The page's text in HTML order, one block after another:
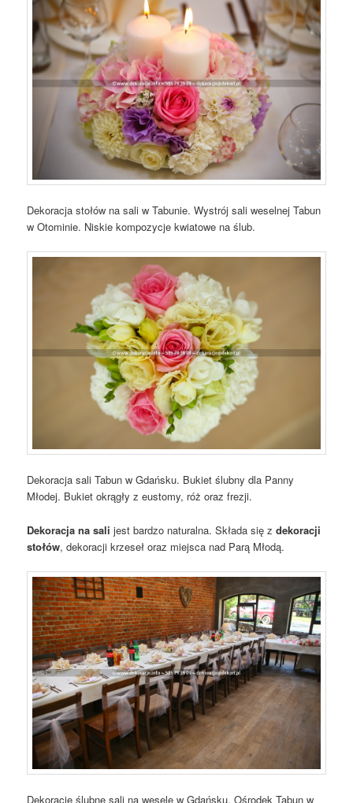
Dekoracja stołów na sali w Tabunie. Wystrój sali weselnej Tabun
w Otominie. Niskie kompozycje kwiatowe na ślub.
Dekoracja sali Tabun w Gdańsku. Bukiet ślubny dla Panny
Młodej. Bukiet okrągły z eustomy, róż oraz frezji.
Dekoracja na sali jest bardzo naturalna. Składa się zdekoracji
stołów, dekoracji krzeseł oraz miejsca nad Parą Młodą.
Dekoracje ślubne sali na wesele w Gdańsku. Ośrodek Tabun w